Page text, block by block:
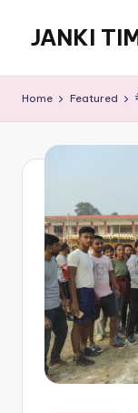
content
JANKI
Web
Portal
Home Featured